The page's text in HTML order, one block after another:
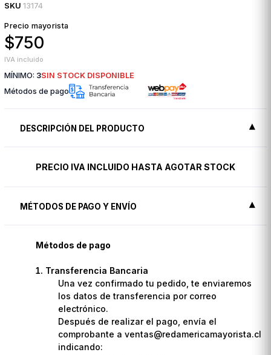
SKU 13174
Precio mayorista
$750
IVA incluido
MÍNIMO: 3SIN STOCK DISPONIBLE
Métodos de pago
DESCRIPCIÓN DEL PRODUCTO
PRECIO IVA INCLUIDO HASTA AGOTAR STOCK
MÉTODOS DE PAGO Y ENVÍO
Métodos de pago
Transferencia Bancaria
Una vez confirmado tu pedido, te enviaremos
los datos de transferencia por correo
electrónico.
Después de realizar el pago, envía el
comprobante a ventas@redamericamayorista.cl
indicando: